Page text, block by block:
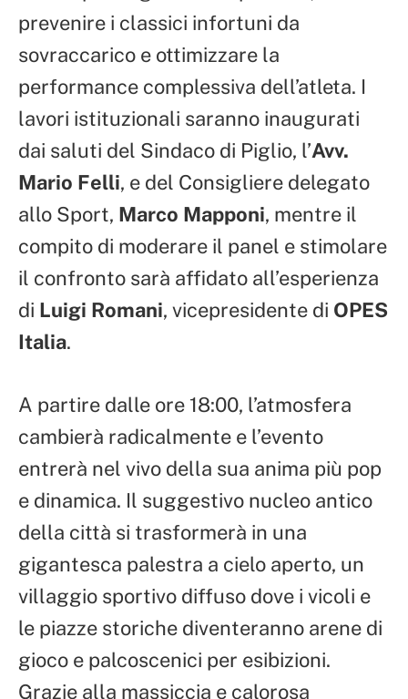
prevenire i classici infortuni da
sovraccarico e ottimizzare la
performance complessiva dell’atleta. I
lavori istituzionali saranno inaugurati
dai saluti del Sindaco di Piglio, l’Avv.
Mario Felli, e del Consigliere delegato
allo Sport, Marco Mapponi, mentre il
compito di moderare il panel e stimolare
il confronto sarà affidato all’esperienza
di Luigi Romani, vicepresidente di OPES
Italia.
A partire dalle ore 18:00, l’atmosfera
cambierà radicalmente e l’evento
entrerà nel vivo della sua anima più pop
e dinamica. Il suggestivo nucleo antico
della città si trasformerà in una
gigantesca palestra a cielo aperto, un
villaggio sportivo diffuso dove i vicoli e
le piazze storiche diventeranno arene di
gioco e palcoscenici per esibizioni.
Grazie alla massiccia e calorosa